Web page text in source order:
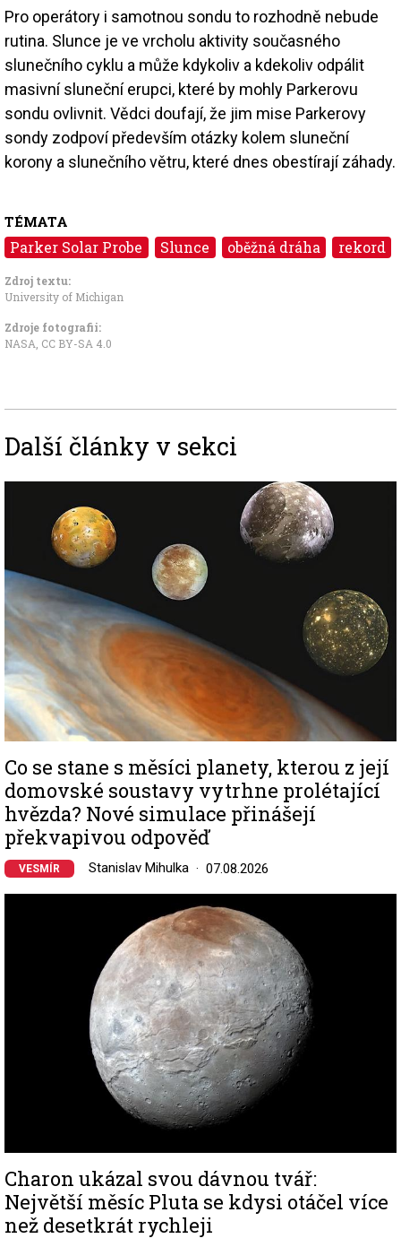
Pro operátory i samotnou sondu to rozhodně nebude
rutina. Slunce je ve vrcholu aktivity současného
slunečního cyklu a může kdykoliv a kdekoliv odpálit
masivní sluneční erupci, které by mohly Parkerovu
sondu ovlivnit. Vědci doufají, že jim mise Parkerovy
sondy zodpoví především otázky kolem sluneční
korony a slunečního větru, které dnes obestírají záhady.
TÉMATA
Parker Solar Probe Slunce oběžná dráha rekord
Zdroj textu:
University of Michigan
Zdroje fotografii:
NASA, CC BY-SA 4.0
Další články v sekci
Co se stane s měsíci planety, kterou z její
domovské soustavy vytrhne prolétající
hvězda? Nové simulace přinášejí
překvapivou odpověď
VESMÍR Stanislav Mihulka 07.08.2026
Charon ukázal svou dávnou tvář:
Největší měsíc Pluta se kdysi otáčel více
než desetkrát rychleji